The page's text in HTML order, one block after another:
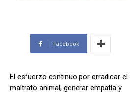
Facebook
El esfuerzo continuo por erradicar el
maltrato animal, generar empatía y